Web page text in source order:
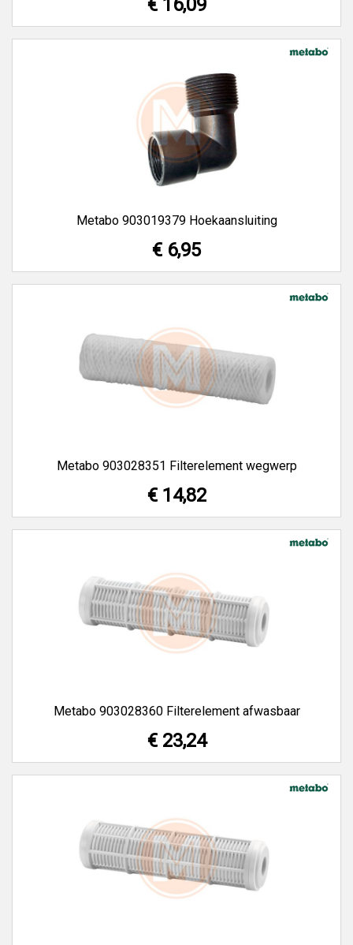
€ 16,09
Metabo 903019379 Hoekaansluiting
€ 6,95
Metabo 903028351 Filterelement wegwerp
€ 14,82
Metabo 903028360 Filterelement afwasbaar
€ 23,24